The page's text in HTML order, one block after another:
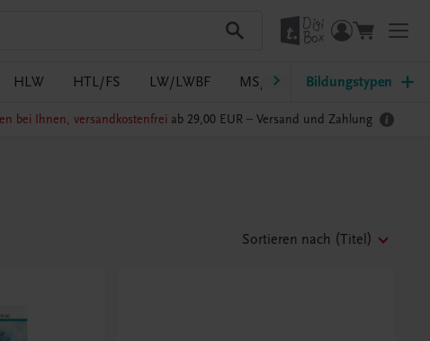
HLW HTL/FS LW/LWBF MS/ASO Pflege PTS
Bildungstypen
bei Ihnen, versandkostenfrei ab 29,00 EUR – Versand und Zahlung
Sortieren nach (Titel)